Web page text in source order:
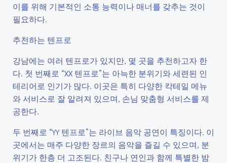
이를 위해 기본적인 소통 능력이나 매너를 갖추는 것이
필요하다.
추천하는 텐프로
강남에는 여러 텐프로가 있지만, 몇 곳을 추천하고자 한
다. 첫 번째로 “XX 텐프로”는 아늑한 분위기와 세련된 인
테리어로 인기가 많다. 이곳은 특히 다양한 칵테일 메뉴
와 서비스로 잘 알려져 있으며, 손님 맞춤형 서비스를 제
공한다.
두 번째로 “YY 텐프로”는 라이브 음악 공연이 특징이다. 이
곳에서는 매주 다양한 장르의 음악을 즐길 수 있으며, 분
위기가 한층 더 고조된다. 친구나 연인과 함께 특별한 밤